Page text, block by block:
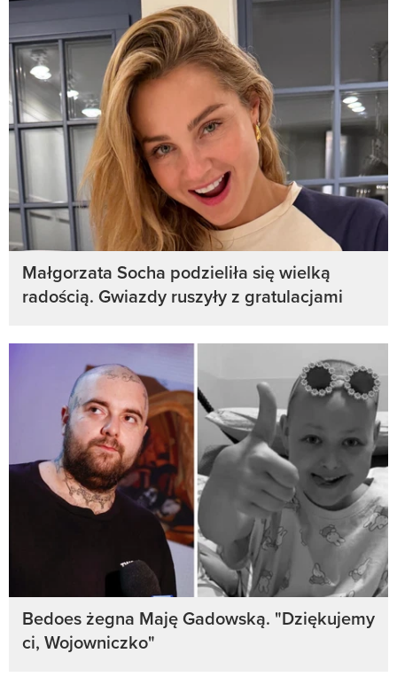
Małgorzata Socha podzieliła się wielką
radością. Gwiazdy ruszyły z gratulacjami
Bedoes żegna Maję Gadowską. "Dziękujemy
ci, Wojowniczko"